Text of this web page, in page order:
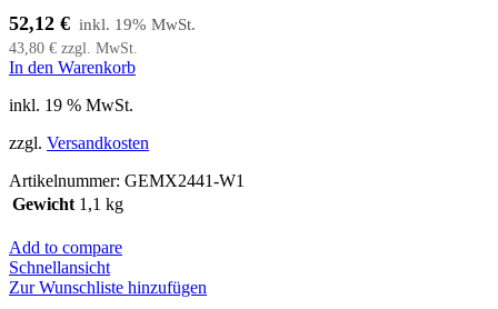
52,12 €
43,80 € zzgl. MwSt.
In den Warenkorb
inkl. 19 % MwSt.
zzgl. Versandkosten
Artikelnummer: GEMX2441-W1
Gewicht 1,1 kg
Add to compare
Schnellansicht
Zur Wunschliste hinzufügen